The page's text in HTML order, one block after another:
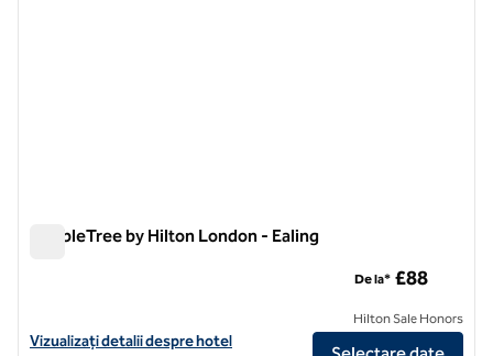
DoubleTree by Hilton London - Ealing
Vizualizați detalii despre hotel pentru DoubleTree by Hilton London -
Vizualizați detalii despre hotel
De la* £88
Hilton Sale Honors